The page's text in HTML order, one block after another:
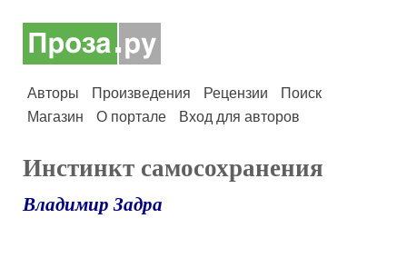
Авторы Произведения Рецензии
Поиск
Магазин
О портале Вход для авторов
Инстинкт самосохранения
Владимир Задра